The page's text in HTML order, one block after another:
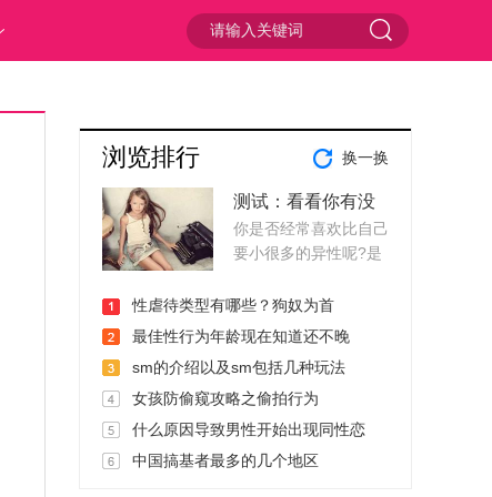
浏览排行 换一换
测试：看看你有没
有恋童癖
你是否经常喜欢比自己
要小很多的异性呢?是
纯的中间怎样也抵抗不
了可爱的力量呢，你会
试一下!1、你到了一个
风景宜人的海滩。
性虐待类型有哪些？狗奴为首
最佳性行为年龄现在知道还不晚
sm的介绍以及sm包括几种玩法
女孩防偷窥攻略之偷拍行为
什么原因导致男性开始出现同性恋
中国搞基者最多的几个地区